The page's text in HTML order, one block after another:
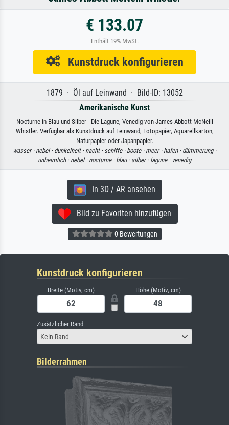
€ 133.07
Enthält 19% MwSt.
Kunstdruck konfigurieren
1879 · Öl auf Leinwand · Bild-ID: 13052
Amerikanische Kunst
Nocturne in Blau und Silber - Die Lagune, Venedig von James Abbott McNeill
Whistler. Verfügbar als Kunstdruck auf Leinwand, Fotopapier, Aquarellkarton,
Naturpapier oder Japanpapier.
wasser · nebel · dunkelheit · nacht · schiffe · boote · meer · hafen · dämmerung ·
unheimlich · nebel · nocturne · blau · silber · lagune · venedig
In 3D / AR ansehen
Bild zu Favoriten hinzufügen
0 Bewertungen
Kunstdruck konfigurieren
Breite (Motiv, cm) Höhe (Motiv, cm)
Zusätzlicher Rand
Kein Rand
Bilderrahmen